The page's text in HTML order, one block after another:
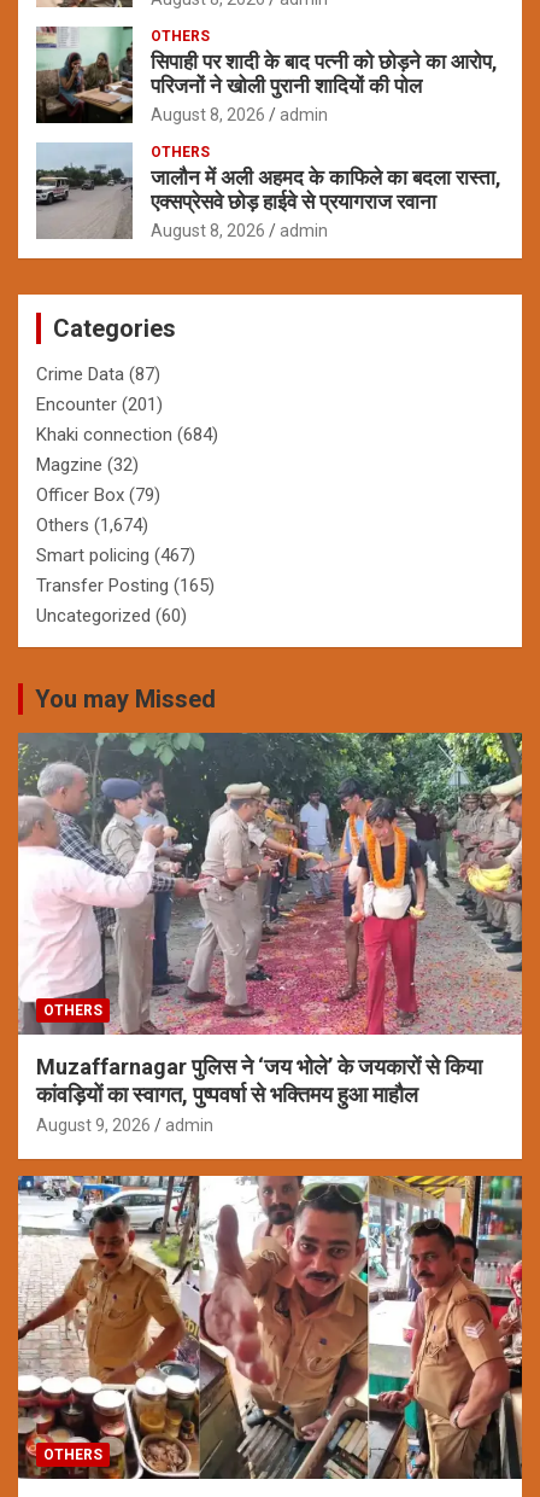
OTHERS
सिपाही पर शादी के बाद पत्नी को छोड़ने का आरोप,
परिजनों ने खोली पुरानी शादियों की पोल
August 8, 2026 admin
OTHERS
जालौन में अली अहमद के काफिले का बदला रास्ता,
एक्सप्रेसवे छोड़ हाईवे से प्रयागराज रवाना
August 8, 2026 admin
Categories
Crime Data (87)
Encounter (201)
Khaki connection (684)
Magzine (32)
Officer Box (79)
Others (1,674)
Smart policing (467)
Transfer Posting (165)
Uncategorized (60)
You may Missed
OTHERS
Muzaffarnagar पुलिस ने ‘जय भोले’ के जयकारों से किया
कांवड़ियों का स्वागत, पुष्पवर्षा से भक्तिमय हुआ माहौल
August 9, 2026 admin
OTHERS